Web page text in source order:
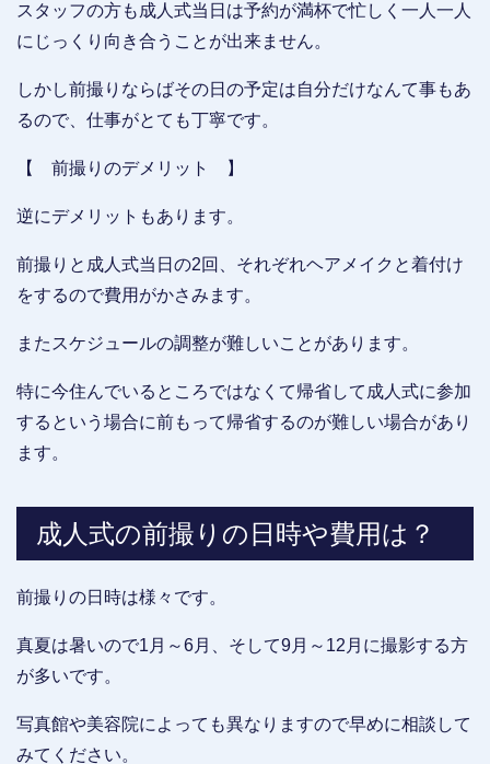
スタッフの方も成人式当日は予約が満杯で忙しく一人一人
にじっくり向き合うことが出来ません。
しかし前撮りならばその日の予定は自分だけなんて事もあ
るので、仕事がとても丁寧です。
【 前撮りのデメリット 】
逆にデメリットもあります。
前撮りと成人式当日の2回、それぞれヘアメイクと着付け
をするので費用がかさみます。
またスケジュールの調整が難しいことがあります。
特に今住んでいるところではなくて帰省して成人式に参加
するという場合に前もって帰省するのが難しい場合があり
ます。
成人式の前撮りの日時や費用は？
前撮りの日時は様々です。
真夏は暑いので1月～6月、そして9月～12月に撮影する方
が多いです。
写真館や美容院によっても異なりますので早めに相談して
みてください。